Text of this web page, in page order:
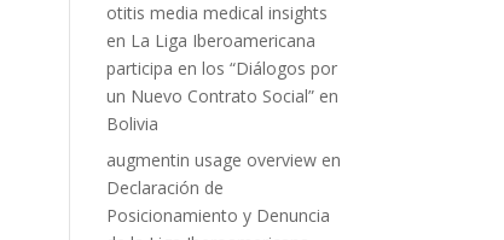
otitis media medical insights
en La Liga Iberoamericana
participa en los “Diálogos por
un Nuevo Contrato Social” en
Bolivia
augmentin usage overview en
Declaración de
Posicionamiento y Denuncia